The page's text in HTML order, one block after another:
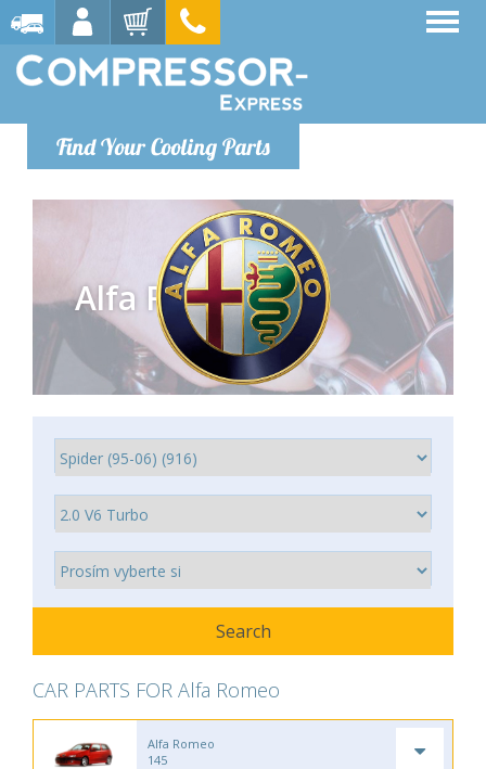
Find Your Cooling Parts
Alfa Romeo
CAR PARTS FOR Alfa Romeo
Alfa Romeo
145